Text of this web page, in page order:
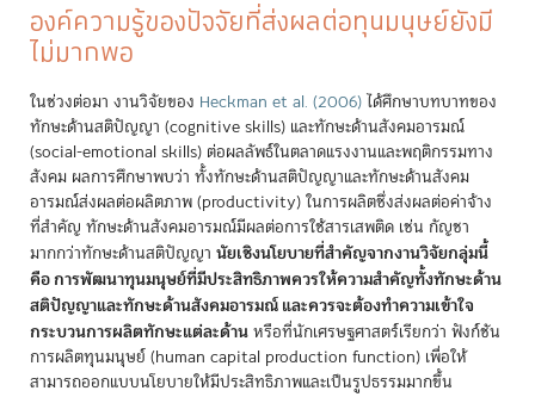
องค์ความรู้ของปัจจัยที่ส่งผลต่อทุนมนุษย์ยังมี
ไม่มากพอ
ในช่วงต่อมา งานวิจัยของ Heckman et al. (2006)ได้ศึกษาบทบาทของ
ทักษะด้านสติปัญญา (cognitive skills) และทักษะด้านสังคมอารมณ์
(social-emotional skills) ต่อผลลัพธ์ในตลาดแรงงานและพฤติกรรมทาง
สังคม ผลการศึกษาพบว่า ทั้งทักษะด้านสติปัญญาและทักษะด้านสังคม
อารมณ์ส่งผลต่อผลิตภาพ (productivity) ในการผลิตซึ่งส่งผลต่อค่าจ้าง
ที่สำคัญ ทักษะด้านสังคมอารมณ์มีผลต่อการใช้สารเสพติด เช่น กัญชา
มากกว่าทักษะด้านสติปัญญา นัยเชิงนโยบายที่สำคัญจากงานวิจัยกลุ่มนี้
คือ การพัฒนาทุนมนุษย์ที่มีประสิทธิภาพควรให้ความสำคัญทั้งทักษะด้าน
สติปัญญาและทักษะด้านสังคมอารมณ์ และควรจะต้องทำความเข้าใจ
กระบวนการผลิตทักษะแต่ละด้านหรือที่นักเศรษฐศาสตร์เรียกว่า ฟังก์ชัน
การผลิตทุนมนุษย์ (human capital production function) เพื่อให้
สามารถออกแบบนโยบายให้มีประสิทธิภาพและเป็นรูปธรรมมากขึ้น